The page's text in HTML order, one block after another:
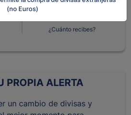
(no Euros)
¿Cuánto recibes?
PROPIA ALERTA
un cambio de divisas y